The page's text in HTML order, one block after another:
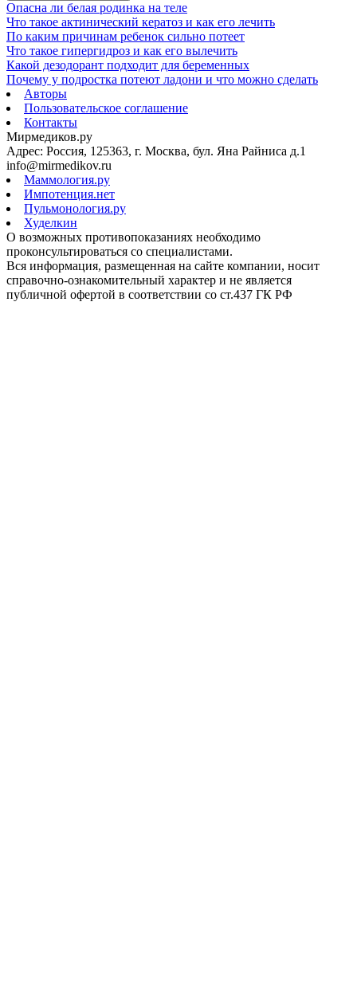
Опасна ли белая родинка на теле
Что такое актинический кератоз и как его лечить
По каким причинам ребенок сильно потеет
Что такое гипергидроз и как его вылечить
Какой дезодорант подходит для беременных
Почему у подростка потеют ладони и что можно сделать
Авторы
Пользовательское соглашение
Контакты
Мирмедиков.ру
Адрес: Россия, 125363, г. Москва, бул. Яна Райниса д.1
info@mirmedikov.ru
Маммология.ру
Импотенция.нет
Пульмонология.ру
Худелкин
О возможных противопоказаниях необходимо
проконсультироваться со специалистами.
Вся информация, размещенная на сайте компании, носит
справочно-ознакомительный характер и не является
публичной офертой в соответствии со ст.437 ГК РФ